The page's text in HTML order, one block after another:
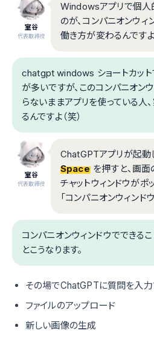
室谷
代表取締役
Windowsアプリで個人
のが、コンパニオンウィ
働き方が変わるんですよ
chatgpt windows ショートカット
が多いですが、このコンパニオン
らないままアプリを使っている人
るんですよ（笑）
室谷
代表取締役
ChatGPTアプリが起動
Space を押すと、画
チャットウィンドウがポ
「コンパニオンウィンドウ
コンパニオンウィンドウでできる
とこうなります。
その場でChatGPTに質問を入力
ファイルのアップロード
新しい画像の生成